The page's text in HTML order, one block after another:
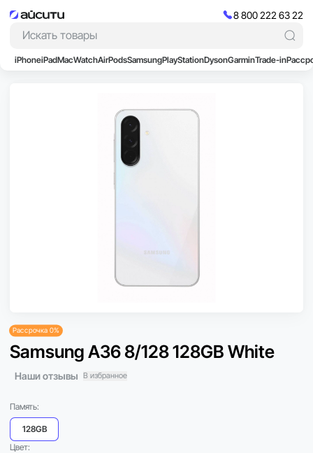
8 800 222 63 22
iPhoneiPadMacWatchAirPodsSamsungPlayStationDysonGarminTrade-in
Samsung A36 8/128 128GB White
Наши отзывы В избранное
Рассрочка 0%
Память:
128GB
Цвет: